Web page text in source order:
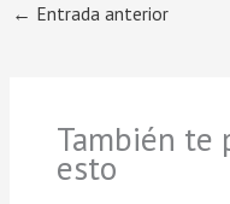
← Entrada anterior
También te
esto